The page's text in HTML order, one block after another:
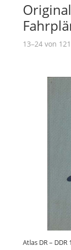
13–24 von
Atlas DR –